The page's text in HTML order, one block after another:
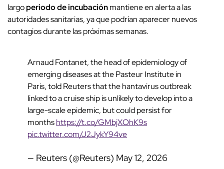
largoperiodo de incubaciónmantiene en alerta a las
autoridades sanitarias, ya que podrían aparecer nuevos
contagios durante las próximas semanas.
Arnaud Fontanet, the head of epidemiology of
emerging diseases at the Pasteur Institute in
Paris, told Reuters that the hantavirus outbreak
linked to a cruise ship is unlikely to develop into a
large-scale epidemic, but could persist for
monthshttps://t.co/GMbjXOhK9s
pic.twitter.com/J2JykY94ve
— Reuters (@Reuters) May 12, 2026